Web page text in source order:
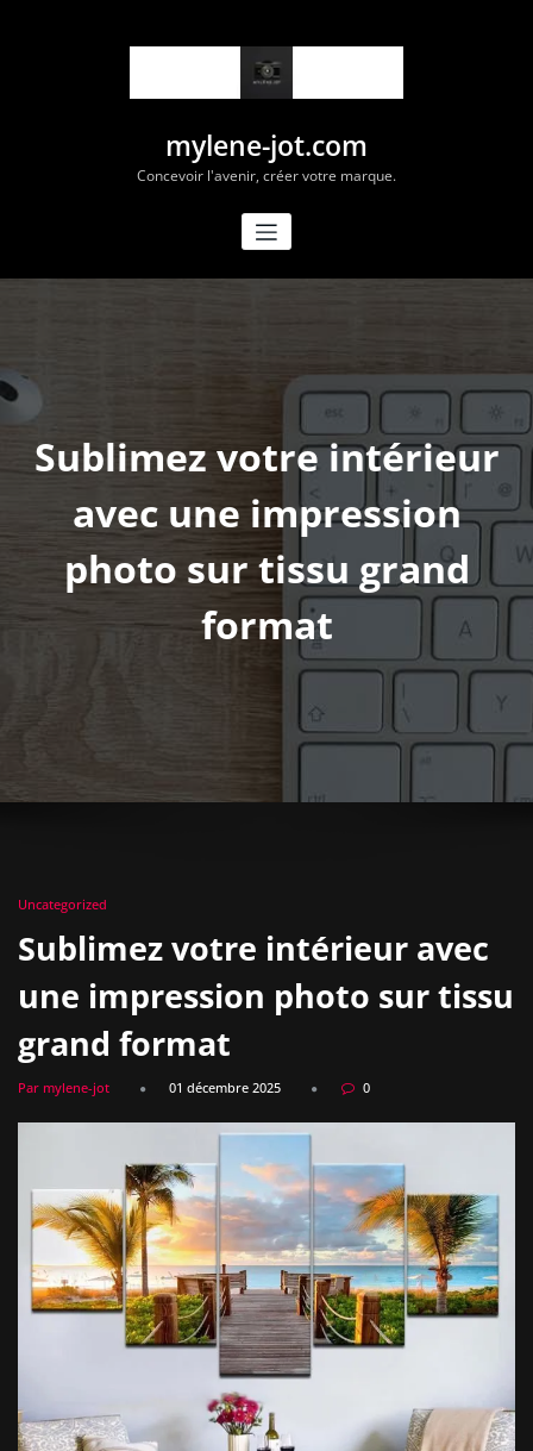
mylene-jot.com
Concevoir l'avenir, créer votre marque.
Sublimez votre intérieur
avec une impression
photo sur tissu grand
format
Uncategorized
Sublimez votre intérieur avec
une impression photo sur tissu
grand format
Par mylene-jot 01 décembre 2025 0